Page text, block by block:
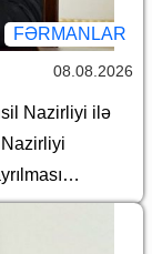
FƏRMANLAR
08.08.2026
Nazirliyi ilə